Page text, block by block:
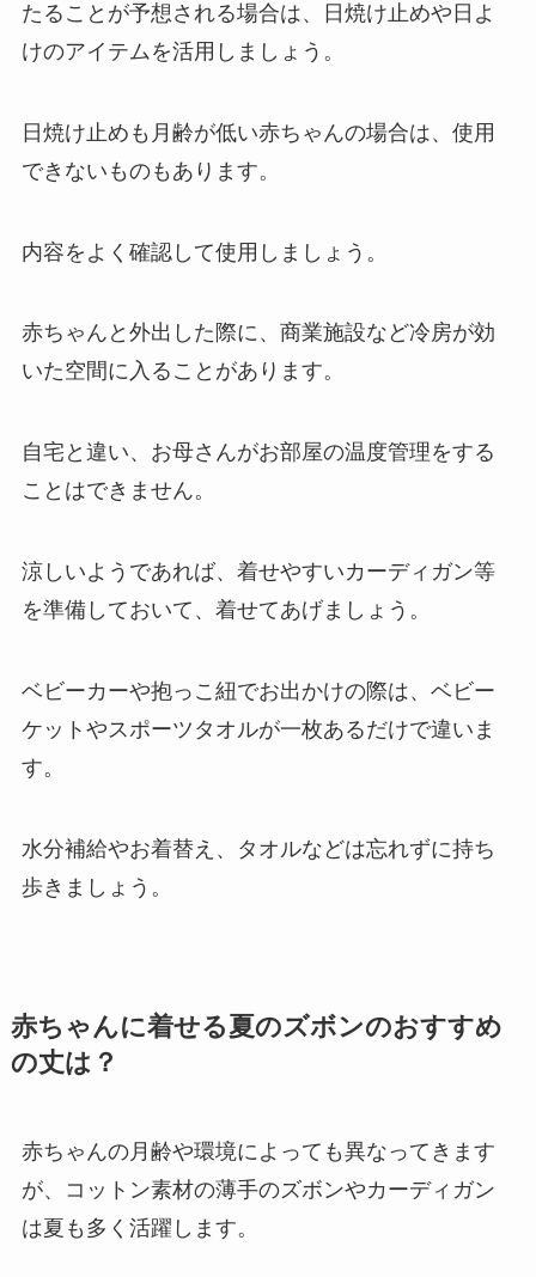
たることが予想される場合は、日焼け止めや日よ
けのアイテムを活用しましょう。
日焼け止めも月齢が低い赤ちゃんの場合は、使用
できないものもあります。
内容をよく確認して使用しましょう。
赤ちゃんと外出した際に、商業施設など冷房が効
いた空間に入ることがあります。
自宅と違い、お母さんがお部屋の温度管理をする
ことはできません。
涼しいようであれば、着せやすいカーディガン等
を準備しておいて、着せてあげましょう。
ベビーカーや抱っこ紐でお出かけの際は、ベビー
ケットやスポーツタオルが一枚あるだけで違いま
す。
水分補給やお着替え、タオルなどは忘れずに持ち
歩きましょう。
赤ちゃんに着せる夏のズボンのおすすめ
の丈は？
赤ちゃんの月齢や環境によっても異なってきます
が、コットン素材の薄手のズボンやカーディガン
は夏も多く活躍します。